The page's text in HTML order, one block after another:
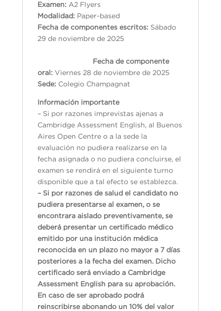
Examen: A2 Flyers
Modalidad: Paper-based
Fecha de componentes escritos: Sábado
29 de noviembre de 2025
Fecha de componente
oral: Viernes 28 de noviembre de 2025
Sede: Colegio Champagnat
Información importante
– Si por razones imprevistas ajenas a
Cambridge Assessment English, al Buenos
Aires Open Centre o a la sede la
evaluación no pudiera realizarse en la
fecha asignada o no pudiera concluirse, el
examen se rendirá en el siguiente turno
disponible que a tal efecto se establezca.
– Si por razones de salud el candidato no
pudiera presentarse al examen, o se
encontrara aislado preventivamente, se
deberá presentar un certificado médico
emitido por una institución médica
reconocida en un plazo no mayor a 7 días
posteriores a la fecha del examen. Dicho
certificado será enviado a Cambridge
Assessment English para su aprobación.
En caso de ser aprobado podrá
reinscribirse abonando un 10% del valor